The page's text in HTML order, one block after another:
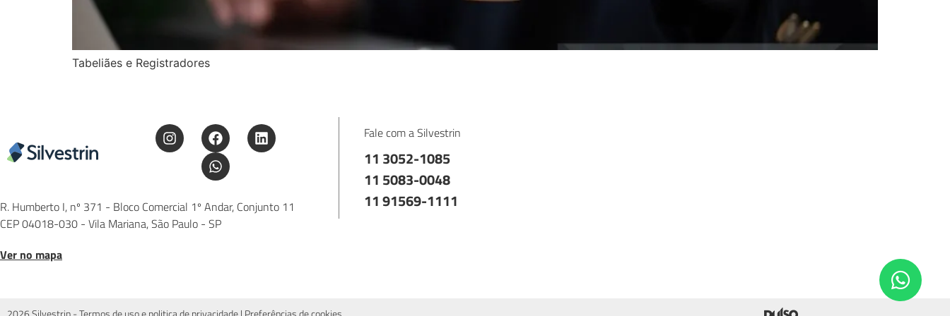
Tabeliães e Registradores
R. Humberto I, nº 371 - Bloco Comercial 1º Andar, Conjunto 11
CEP 04018-030 - Vila Mariana, São Paulo - SP
Ver no mapa
Fale com a Silvestrin
11 3052-1085
11 5083-0048
11 91569-1111